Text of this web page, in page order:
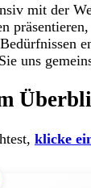
mit der
uns
klicke